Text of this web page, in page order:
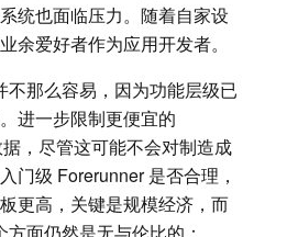
统也面临压力。随着自家设
余爱好者作为应用开发者。
那么容易，因为功能层级已
进一步限制更便宜的
，尽管这可能不会对制造成
门级 Forerunner 是否合理，
更高，关键是规模经济，而
面仍然是无与伦比的：